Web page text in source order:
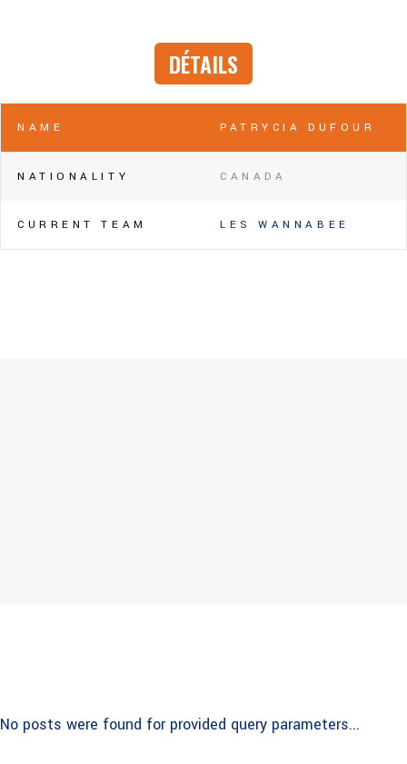
DÉTAILS
NAME PATRYCIA DUFOUR
NATIONALITY CANADA
CURRENT TEAM LES WANNABEE
No posts were found for provided query parameters...